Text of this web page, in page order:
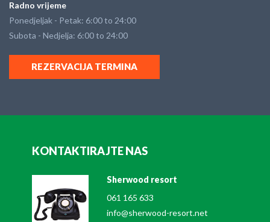
Radno vrijeme
Ponedjeljak - Petak: 6:00 to 24:00
Subota - Nedjelja: 6:00 to 24:00
REZERVACIJA TERMINA
KONTAKTIRAJTE NAS
Sherwood resort
061 165 633
info@sherwood-resort.net